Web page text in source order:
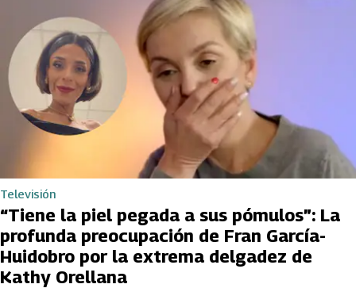
Televisión
“Tiene la piel pegada a sus pómulos”: La
profunda preocupación de Fran García-
Huidobro por la extrema delgadez de
Kathy Orellana